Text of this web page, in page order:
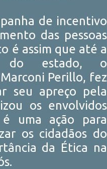
de incentivo
das pessoas
é assim que até a
do estado, o
Perillo, fez
seu apreço pela
os envolvidos
uma ação para
os cidadãos do
da Ética na